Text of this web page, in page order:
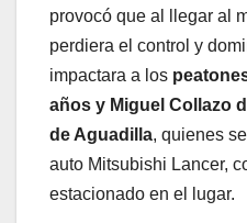
provocó que al llegar al
perdiera el control y
impactara a los
años y Miguel Collazo
de Aguadilla, quienes
auto Mitsubishi Lancer,
estacionado en el lugar.